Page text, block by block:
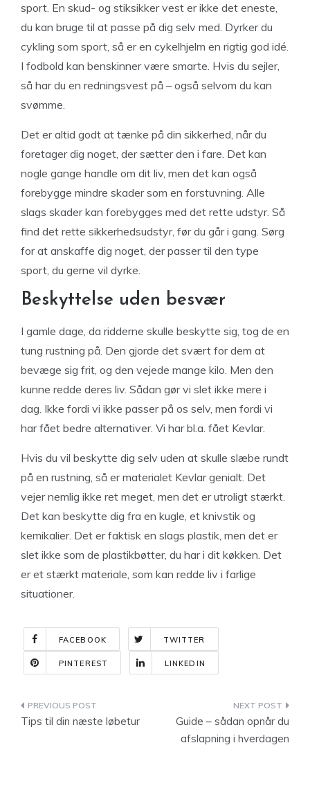
sport. En skud- og stiksikker vest er ikke det eneste,
du kan bruge til at passe på dig selv med. Dyrker du
cykling som sport, så er en cykelhjelm en rigtig god idé.
I fodbold kan benskinner være smarte. Hvis du sejler,
så har du en redningsvest på – også selvom du kan
svømme.
Det er altid godt at tænke på din sikkerhed, når du
foretager dig noget, der sætter den i fare. Det kan
nogle gange handle om dit liv, men det kan også
forebygge mindre skader som en forstuvning. Alle
slags skader kan forebygges med det rette udstyr. Så
find det rette sikkerhedsudstyr, før du går i gang. Sørg
for at anskaffe dig noget, der passer til den type
sport, du gerne vil dyrke.
Beskyttelse uden besvær
I gamle dage, da ridderne skulle beskytte sig, tog de en
tung rustning på. Den gjorde det svært for dem at
bevæge sig frit, og den vejede mange kilo. Men den
kunne redde deres liv. Sådan gør vi slet ikke mere i
dag. Ikke fordi vi ikke passer på os selv, men fordi vi
har fået bedre alternativer. Vi har bl.a. fået Kevlar.
Hvis du vil beskytte dig selv uden at skulle slæbe rundt
på en rustning, så er materialet Kevlar genialt. Det
vejer nemlig ikke ret meget, men det er utroligt stærkt.
Det kan beskytte dig fra en kugle, et knivstik og
kemikalier. Det er faktisk en slags plastik, men det er
slet ikke som de plastikbøtter, du har i dit køkken. Det
er et stærkt materiale, som kan redde liv i farlige
situationer.
FACEBOOK TWITTER
PINTEREST LINKEDIN
Indlægsnavigation
Tips til din næste løbetur
Guide – sådan opnår du
afslapning i hverdagen